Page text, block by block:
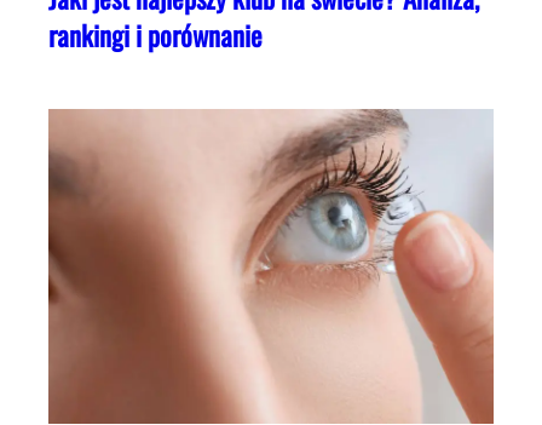
rankingi i porównanie